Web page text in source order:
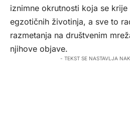
iznimne okrutnosti koja se
egzotičnih životinja, a sve to
razmetanja na društvenim
njihove objave.
- TEKST SE NASTAVLJA